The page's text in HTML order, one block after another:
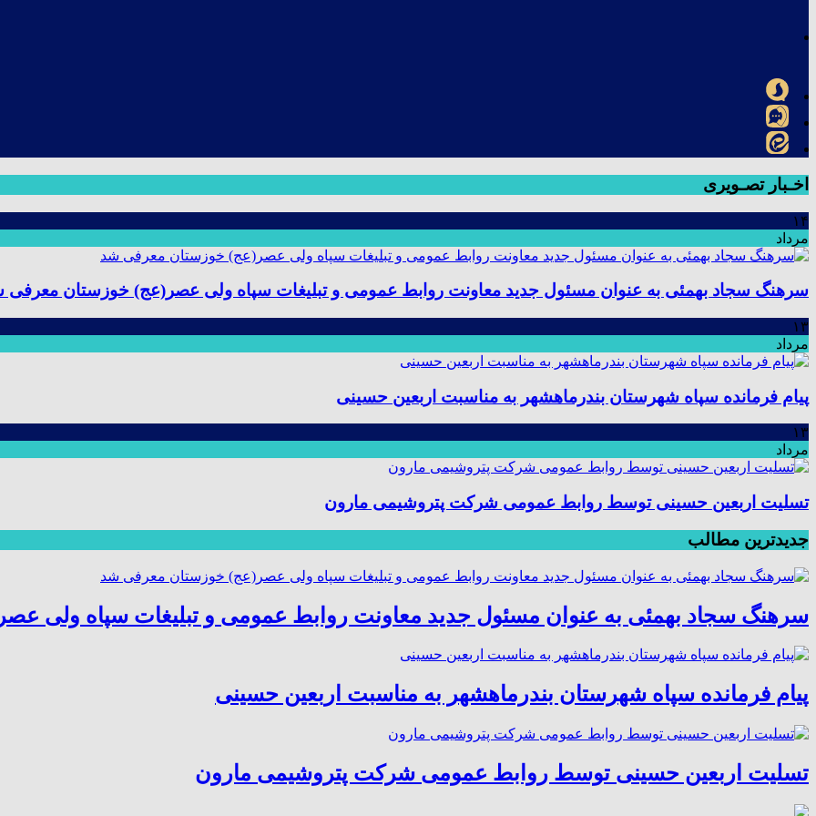
اخـبار تصـویری
۱۴
مرداد
سرهنگ سجاد بهمئی به عنوان مسئول جدید معاونت روابط عمومی و تبلیغات سپاه ولی عصر(عج) خوزستان معرفی
۱۳
مرداد
پیام فرمانده سپاه شهرستان بندرماهشهر به مناسبت اربعین حسینی
۱۳
مرداد
تسلیت اربعین حسینی توسط روابط عمومی شرکت پتروشیمی مارون
جدیدترین مطالب
سرهنگ سجاد بهمئی به عنوان مسئول جدید معاونت روابط عمومی و تبلیغات سپاه ولی
پیام فرمانده سپاه شهرستان بندرماهشهر به مناسبت اربعین حسینی
تسلیت اربعین حسینی توسط روابط عمومی شرکت پتروشیمی مارون